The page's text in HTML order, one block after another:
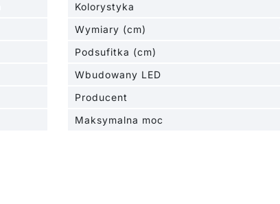
Kolorystyka
Wymiary (cm)
Podsufitka (cm)
Wbudowany LED
Producent
Maksymalna moc